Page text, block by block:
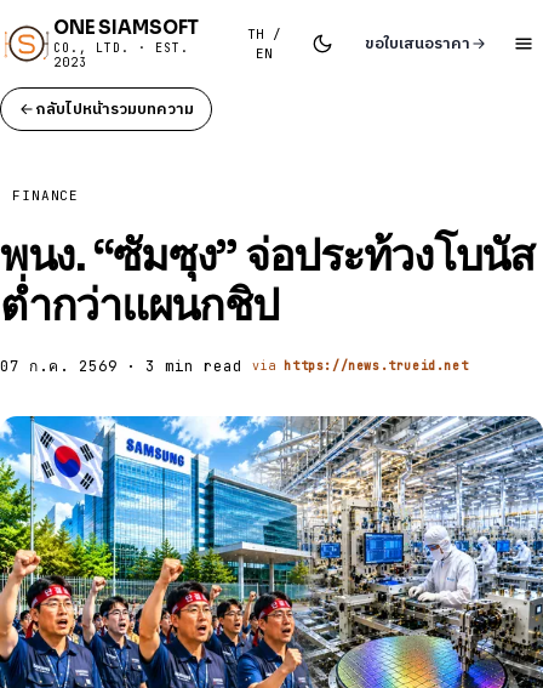
ONE SIAMSOFT
CO., LTD. · EST.
2023
TH /
EN
ขอใบเสนอราคา
กลับไปหน้ารวมบทความ
FINANCE
พนง. “ซัมซุง” จ่อประท้วงโบนัส
ต่ำกว่าแผนกชิป
07 ก.ค. 2569 · 3 min read via https://news.trueid.net